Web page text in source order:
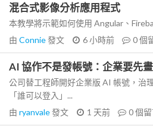
混合式影像分析應用程式
本教學將示範如何使用 Angular、
由 Connie發文 6 小時前 0個
AI 協作不是發帳號：企業要先
公司替工程師開好企業版 AI 帳號，治
「誰可以登入」...
由 ryanvale發文 1 天前 0個